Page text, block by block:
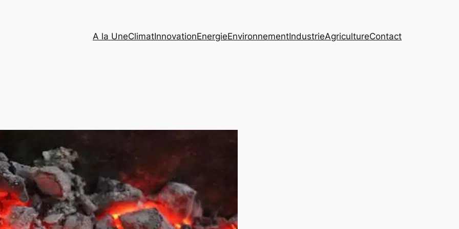
A la UneClimatInnovationEnergieEnvironnementIndustrieAgricultureContact